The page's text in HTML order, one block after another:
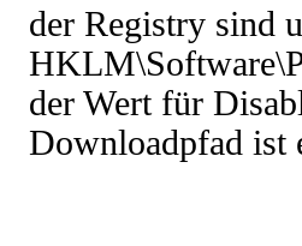
der Registry sind
der Wert für
Downloadpfad ist